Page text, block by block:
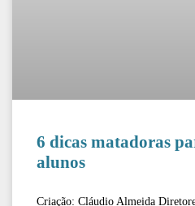
6 dicas matadoras
alunos
Criação: Cláudio Almeida